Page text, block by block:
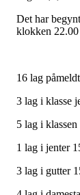
Det har
klokken
16 lag
3 lag i klasse
5 lag i
1 lag i jenter
3 lag i gutter